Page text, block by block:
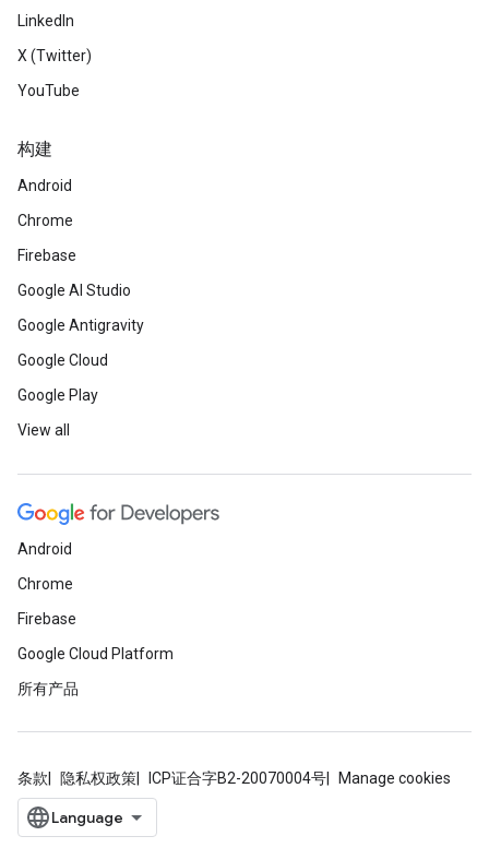
LinkedIn
X (Twitter)
YouTube
构建
Android
Chrome
Firebase
Google AI Studio
Google Antigravity
Google Cloud
Google Play
View all
Android
Chrome
Firebase
Google Cloud Platform
所有产品
条款 隐私权政策 ICP证合字B2-20070004号 Manage cookies